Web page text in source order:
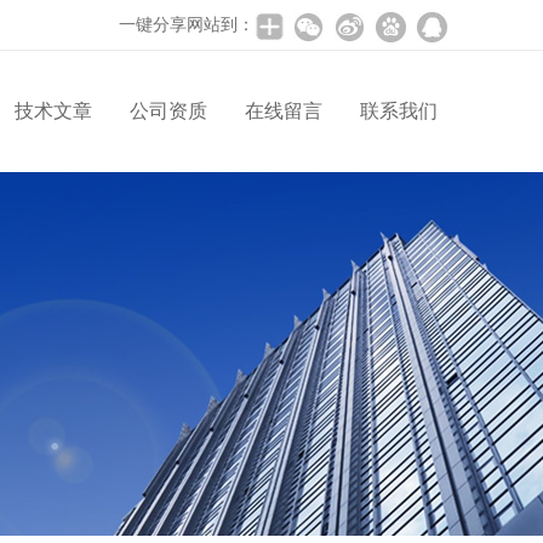
一键分享网站到：
技术文章 公司资质 在线留言 联系我们